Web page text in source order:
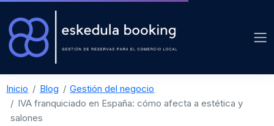
Inicio Blog
Gestión del negocio
IVA franquiciado en España: cómo afecta a estética y
salones